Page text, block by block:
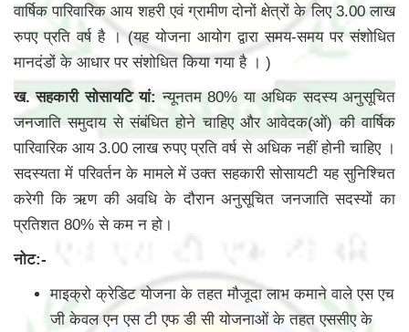
वार्षिक पारिवारिक आय शहरी एवं ग्रामीण दोनों क्षेत्रों के लिए 3.00 लाख
रुपए प्रति वर्ष है । (यह योजना आयोग द्वारा समय-समय पर संशोधित
मानदंडों के आधार पर संशोधित किया गया है । )
ख. सहकारी सोसायटि यां: न्यूनतम 80% या अधिक सदस्य अनुसूचित
जनजाति समुदाय से संबंधित होने चाहिए और आवेदक(ओं) की वार्षिक
पारिवारिक आय 3.00 लाख रुपए प्रति वर्ष से अधिक नहीं होनी चाहिए ।
सदस्यता में परिवर्तन के मामले में उक्त सहकारी सोसायटी यह सुनिश्चित
करेगी कि ऋण की अवधि के दौरान अनुसूचित जनजाति सदस्यों का
प्रतिशत 80% से कम न हो।
नोट:-
माइक्रो क्रेडिट योजना के तहत मौजूदा लाभ कमाने वाले एस एच
जी केवल एन एस टी एफ डी सी योजनाओं के तहत एससीए के